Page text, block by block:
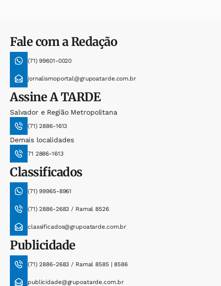
Fale com a Redação
(71) 99601-0020
jornalismoportal@grupoatarde.com.br
AssineA TARDE
Salvador e Região Metropolitana
(71) 2886-1613
Demais localidades
71 2886-1613
Classificados
(71) 99965-8961
(71) 2886-2683 / Ramal 8526
classificados@grupoatarde.com.br
Publicidade
(71) 2886-2683 / Ramal 8585 | 8586
publicidade@grupoatarde.com.br